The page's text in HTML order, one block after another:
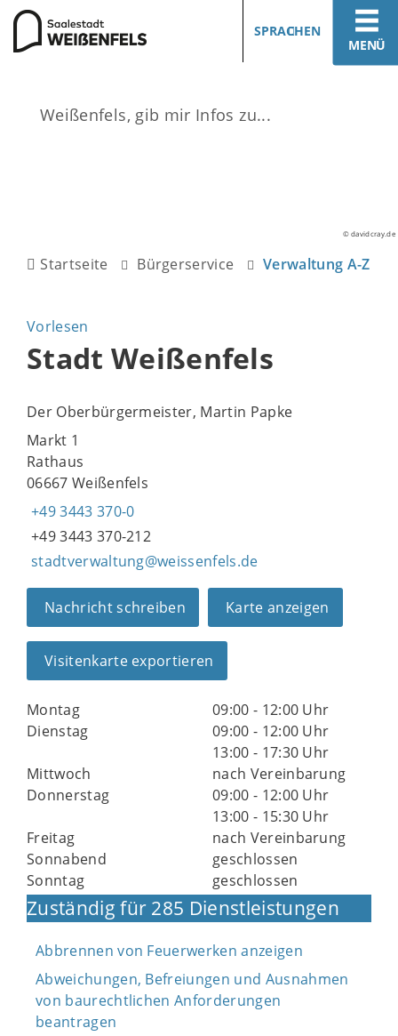
MENÜ
SPRACHEN
© davidcray.de
Startseite Bürgerservice Verwaltung A-Z
Vorlesen
Stadt Weißenfels
Der Oberbürgermeister, Martin Papke
Markt 1
Rathaus
06667 Weißenfels
+49 3443 370-0
+49 3443 370-212
stadtverwaltung@weissenfels.de
Nachricht schreiben Karte anzeigen
Visitenkarte exportieren
Montag
09:00 - 12:00 Uhr
Dienstag
09:00 - 12:00 Uhr
13:00 - 17:30 Uhr
Mittwoch
nach Vereinbarung
Donnerstag
09:00 - 12:00 Uhr
13:00 - 15:30 Uhr
Freitag
nach Vereinbarung
Sonnabend
geschlossen
Sonntag
geschlossen
Zuständig für 285 Dienstleistungen
Abbrennen von Feuerwerken anzeigen
Abweichungen, Befreiungen und Ausnahmen
von baurechtlichen Anforderungen
beantragen